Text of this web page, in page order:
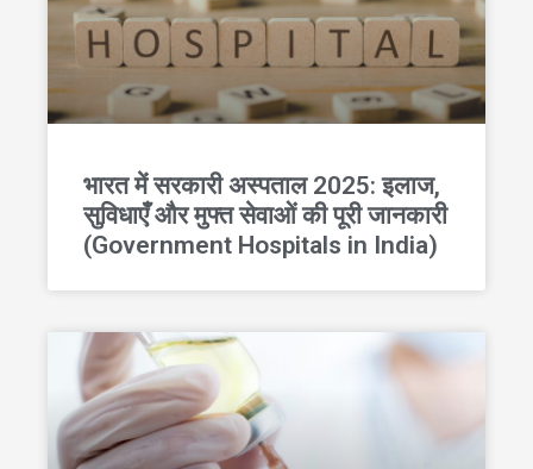
भारत में सरकारी अस्पताल 2025: इलाज,
सुविधाएँ और मुफ्त सेवाओं की पूरी जानकारी
(Government Hospitals in India)